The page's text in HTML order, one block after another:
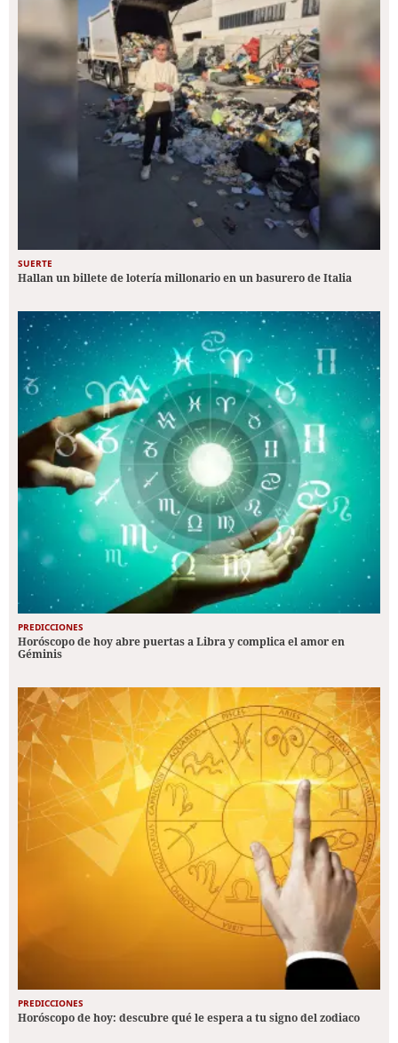
SUERTE
Hallan un billete de lotería millonario en un basurero de Italia
PREDICCIONES
Horóscopo de hoy abre puertas a Libra y complica el amor en
Géminis
PREDICCIONES
Horóscopo de hoy: descubre qué le espera a tu signo del zodiaco